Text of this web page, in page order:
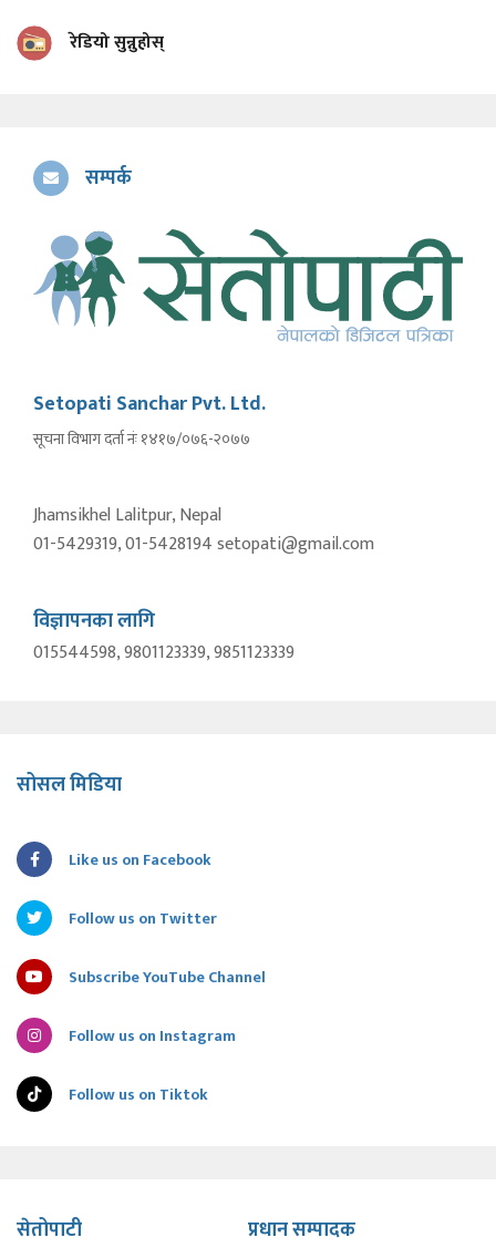
रेडियो सुन्नुहोस्
सम्पर्क
Setopati Sanchar Pvt. Ltd.
सूचना विभाग दर्ता नंः १४१७/०७६-२०७७
Jhamsikhel Lalitpur, Nepal
01-5429319, 01-5428194 setopati@gmail.com
विज्ञापनका लागि
015544598, 9801123339, 9851123339
सोसल मिडिया
Like us on Facebook
Follow us on Twitter
Subscribe YouTube Channel
Follow us on Instagram
Follow us on Tiktok
सेतोपाटी प्रधान सम्पादक